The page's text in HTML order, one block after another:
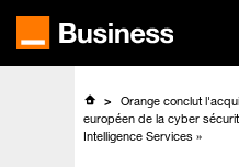
contenu
Orange conclut
européen de la cyber
Intelligence Services »